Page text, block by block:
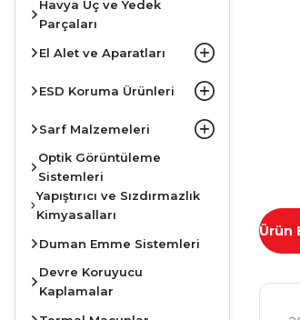
Havya Uç ve Yedek
Parçaları
El Alet ve Aparatları
ESD Koruma Ürünleri
Sarf Malzemeleri
Optik Görüntüleme
Sistemleri
Yapıştırıcı ve Sızdırmazlık
Kimyasalları
Duman Emme Sistemleri
Devre Koruyucu
Kaplamalar
Ürün